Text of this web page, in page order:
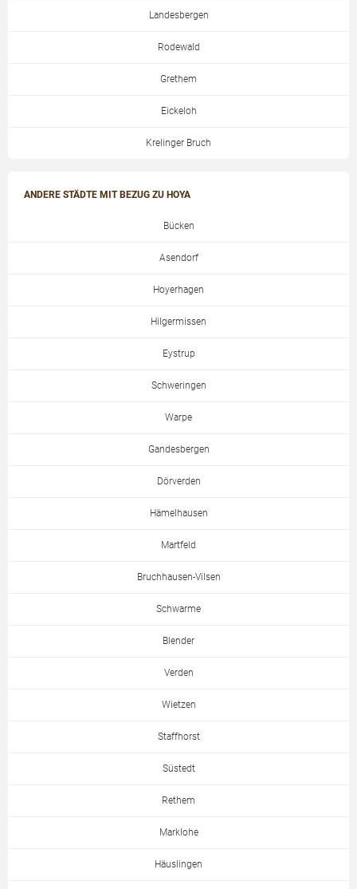
Landesbergen
Rodewald
Grethem
Eickeloh
Krelinger Bruch
ANDERE STÄDTE MIT BEZUG ZU HOYA
Bücken
Asendorf
Hoyerhagen
Hilgermissen
Eystrup
Schweringen
Warpe
Gandesbergen
Dörverden
Hämelhausen
Martfeld
Bruchhausen-Vilsen
Schwarme
Blender
Verden
Wietzen
Staffhorst
Süstedt
Rethem
Marklohe
Häuslingen